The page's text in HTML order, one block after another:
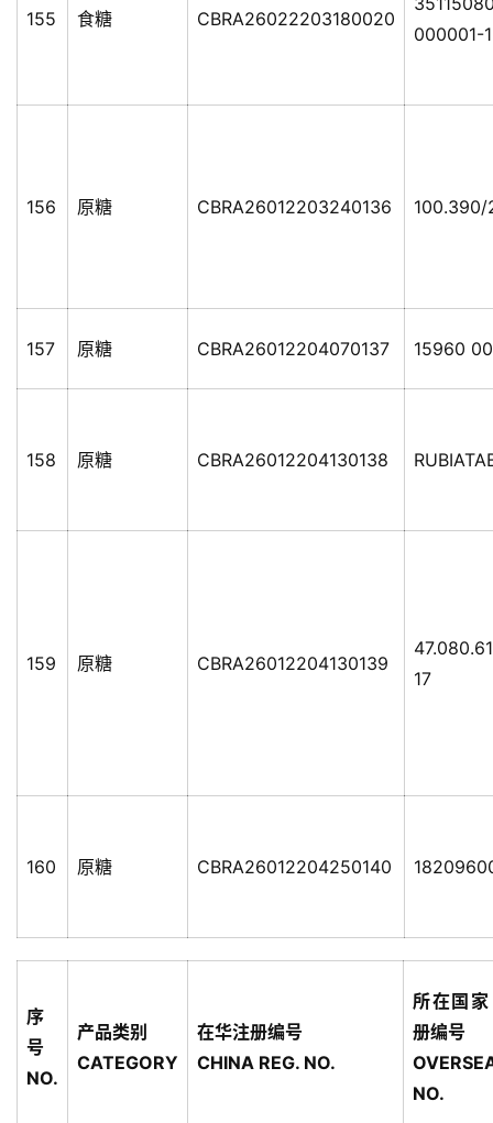
155 食糖 CBRA26022203180020
000001-
156 原糖 CBRA26012203240136
157 原糖 CBRA26012204070137 15960
158 原糖 CBRA26012204130138
159 原糖 CBRA26012204130139
17
160 原糖 CBRA26012204250140
序
号
NO.
产品类别
CATEGORY
在华注册编号
CHINA REG. NO.
所在国
册编号
NO.